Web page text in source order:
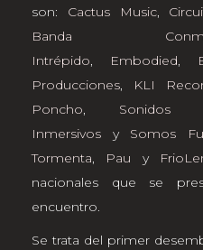
son: Cactus Music,
Banda
Intrépido, Embodied,
Producciones, KLI
Poncho, Sonidos
Inmersivos y Somos
Tormenta, Pau y
nacionales que se
encuentro.
Se trata del primer